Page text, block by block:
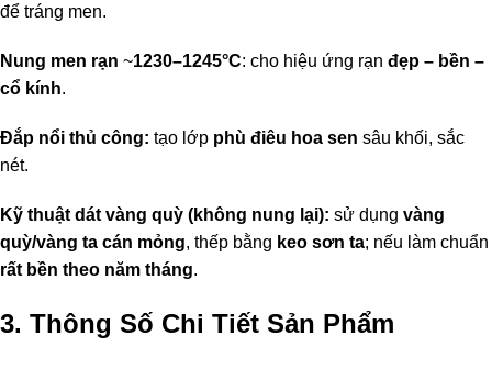
để tráng men.
Nung men rạn ~1230–1245°C: cho hiệu ứng rạn đẹp – bền –
cổ kính.
Đắp nổi thủ công: tạo lớp phù điêu hoa sen sâu khối, sắc
nét.
Kỹ thuật dát vàng quỳ (không nung lại): sử dụng vàng
quỳ/vàng ta cán mỏng, thếp bằng keo sơn ta; nếu làm chuẩn
rất bền theo năm tháng.
3. Thông Số Chi Tiết Sản Phẩm